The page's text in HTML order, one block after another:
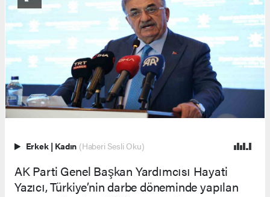
Erkek | Kadın (Haberi Sesli Oku)
AK Parti Genel Başkan Yardımcısı Hayati
Yazıcı, Türkiye’nin darbe döneminde yapılan